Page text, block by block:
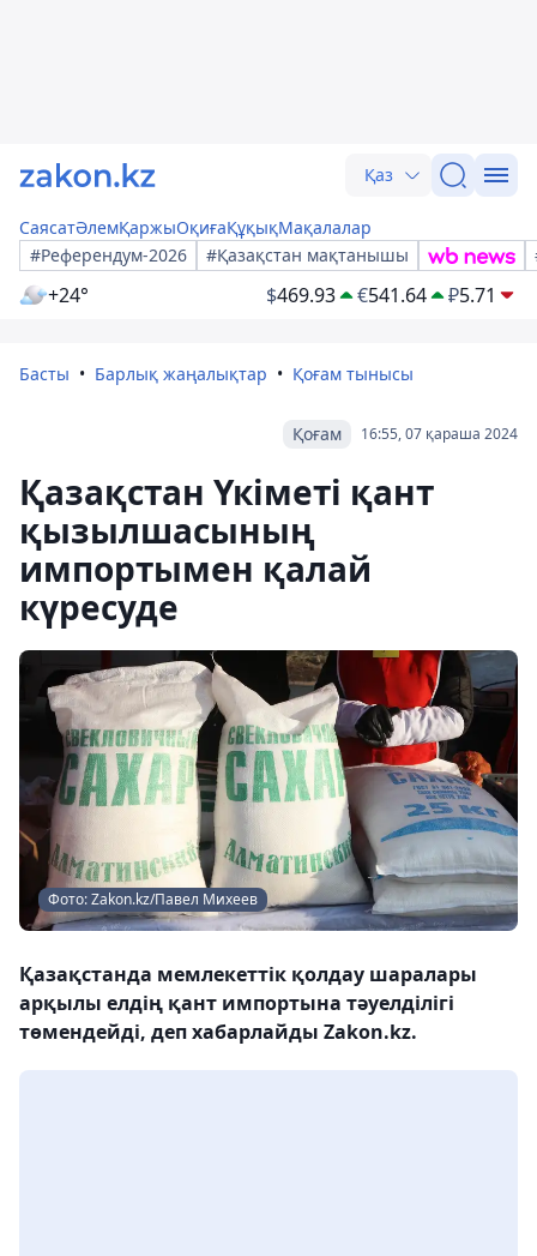
Қаз
СаясатӘлемҚаржыОқиғаҚұқықМақалалар
#Референдум-2026
#Қазақстан мақтанышы
+24° $469.93 €541.64 ₽5.71
Басты Барлық жаңалықтар Қоғам тынысы
16:55, 07 қараша 2024
Қоғам
Қазақстан Үкіметі қант
қызылшасының
импортымен қалай
күресуде
Фото: Zakon.kz/Павел Михеев
Қазақстанда мемлекеттік қолдау шаралары
арқылы елдің қант импортына тәуелділігі
төмендейді, деп хабарлайды Zakon.kz.